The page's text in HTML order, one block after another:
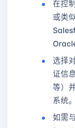
在控
或类
选择
证信
等）
系统。
如需